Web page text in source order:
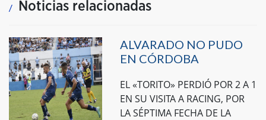
Noticias relacionadas
ALVARADO NO PUDO
EN CÓRDOBA
EL «TORITO» PERDIÓ POR 2 A 1
EN SU VISITA A RACING, POR
LA SÉPTIMA FECHA DE LA